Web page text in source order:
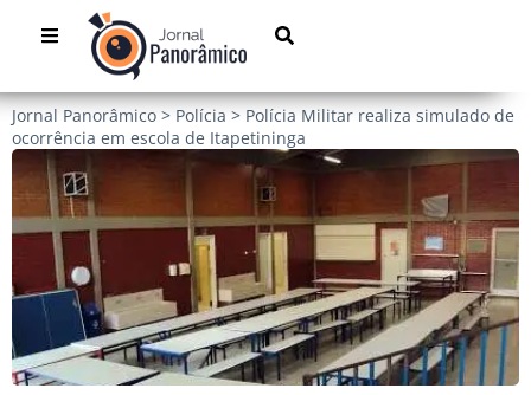
Jornal Panorâmico > Polícia > Polícia Militar realiza simulado de
ocorrência em escola de Itapetininga